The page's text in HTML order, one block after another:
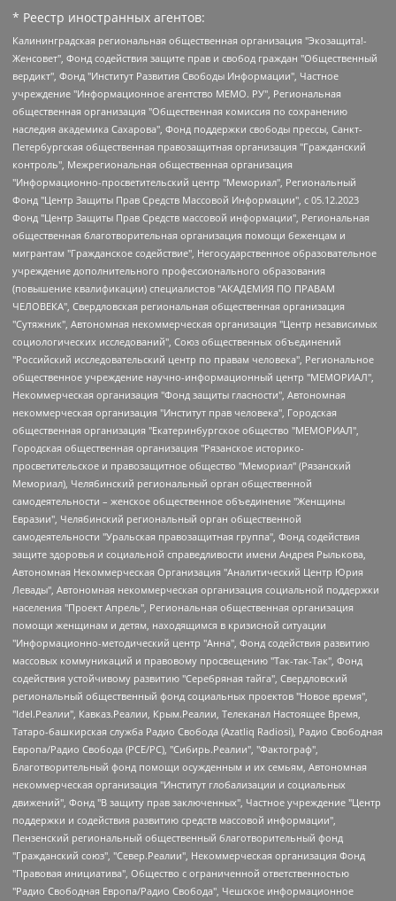
* Реестр иностранных агентов:
Калининградская региональная общественная организация "Экозащита!-Женсовет", Фонд содействия защите прав и свобод граждан "Общественный вердикт", Фонд "Институт Развития Свободы Информации", Частное учреждение "Информационное агентство МЕМО. РУ", Региональная общественная организация "Общественная комиссия по сохранению наследия академика Сахарова", Фонд поддержки свободы прессы, Санкт-Петербургская общественная правозащитная организация "Гражданский контроль", Межрегиональная общественная организация "Информационно-просветительский центр "Мемориал", Региональный Фонд "Центр Защиты Прав Средств Массовой Информации", с 05.12.2023 Фонд "Центр Защиты Прав Средств массовой информации", Региональная общественная благотворительная организация помощи беженцам и мигрантам "Гражданское содействие", Негосударственное образовательное учреждение дополнительного профессионального образования (повышение квалификации) специалистов "АКАДЕМИЯ ПО ПРАВАМ ЧЕЛОВЕКА", Свердловская региональная общественная организация "Сутяжник", Автономная некоммерческая организация "Центр независимых социологических исследований", Союз общественных объединений "Российский исследовательский центр по правам человека", Региональное общественное учреждение научно-информационный центр "МЕМОРИАЛ", Некоммерческая организация "Фонд защиты гласности", Автономная некоммерческая организация "Институт прав человека", Городская общественная организация "Екатеринбургское общество "МЕМОРИАЛ", Городская общественная организация "Рязанское историко-просветительское и правозащитное общество "Мемориал" (Рязанский Мемориал), Челябинский региональный орган общественной самодеятельности – женское общественное объединение "Женщины Евразии", Челябинский региональный орган общественной самодеятельности "Уральская правозащитная группа", Фонд содействия защите здоровья и социальной справедливости имени Андрея Рылькова, Автономная Некоммерческая Организация "Аналитический Центр Юрия Левады", Автономная некоммерческая организация социальной поддержки населения "Проект Апрель", Региональная общественная организация помощи женщинам и детям, находящимся в кризисной ситуации "Информационно-методический центр "Анна", Фонд содействия развитию массовых коммуникаций и правовому просвещению "Так-так-Так", Фонд содействия устойчивому развитию "Серебряная тайга", Свердловский региональный общественный фонд социальных проектов "Новое время", "Idel.Реалии", Кавказ.Реалии, Крым.Реалии, Телеканал Настоящее Время, Татаро-башкирская служба Радио Свобода (Azatliq Radiosi), Радио Свободная Европа/Радио Свобода (PCE/PC), "Сибирь.Реалии", "Фактограф", Благотворительный фонд помощи осужденным и их семьям, Автономная некоммерческая организация "Институт глобализации и социальных движений", Фонд "В защиту прав заключенных", Частное учреждение "Центр поддержки и содействия развитию средств массовой информации", Пензенский региональный общественный благотворительный фонд "Гражданский союз", "Север.Реалии", Некоммерческая организация Фонд "Правовая инициатива", Общество с ограниченной ответственностью "Радио Свободная Европа/Радио Свобода", Чешское информационное агентство "MEDIUM-ORIENT", Красноярская региональная общественная организация "Мы против СПИДа", Камалягин Денис Николаевич, Маркелов Сергей Евгеньевич, Пономарев Лев Александрович, Савицкая Людмила Алексеевна, Автономная некоммерческая организация "Центр по работе с проблемой насилия "НАСИЛИЮ.НЕТ", Межрегиональный профессиональный союз работников здравоохранения "Альянс врачей", Юридическое лицо, зарегистрированное в Латвийской Республике, SIA "Medusa Project" (регистрационный номер 40103797863, дата регистрации 10.06.2014), Некоммерческая организация "Фонд по борьбе с коррупцией", Автономная некоммерческая организация "Институт права и публичной политики", Баданин Роман Сергеевич, Гликин Максим Александрович, Железнова Мария Михайловна, Лукьянова Юлия Сергеевна, Маетная Елизавета Витальевна, Маняхин Петр Борисович, Чуракова Ольга Владимировна, Ярош Юлия Петровна, Юридическое лицо "The Insider SIA", зарегистрированное в Риге, Латвийская Республика (дата регистрации 26.06.2015), являющееся администратором доменного имени интернет-издания "The Insider SIA", https://theins.ru, Постернак Алексей Евгеньевич, Рубин Михаил Аркадьевич, Анин Роман Александрович, Юридическое лицо Istories fonds, зарегистрированное в Латвийской Республике (регистрационный номер 50008295751, дата регистрации 24.02.2020), Великовский Дмитрий Александрович, Долинина Ирина Николаевна, Мароховская Алеся Алексеевна, Шлейнов Роман Юрьевич, Шмагун Олеся Валентиновна, Общество с ограниченной ответственностью "Альтаир 2021", Общество с ограниченной ответственностью "Вега 2021", Общество с ограниченной ответственностью "Главный редактор 2021", Общество с ограниченной ответственностью "Ромашки монолит", Важенков Артем Валерьевич, Ивановская областная общественная организация "Центр гендерных исследований", Гурман Юрий Альбертович, Медиапроект "ОВД-Инфо", Егоров Владимир Владимирович, Жилинский Владимир Александрович, Общество с ограниченной ответственностью "ЗП", Иванова София Юрьевна, Карезина Инна Павловна, Кильтау Екатерина Викторовна, Петров Алексей Викторович, Пискунов Сергей Евгеньевич, Смирнов Сергей Сергеевич, Тихонов Михаил Сергеевич, Общество с ограниченной ответственностью "ЖУРНАЛИСТ-ИНОСТРАННЫЙ АГЕНТ", Арапова Галина Юрьевна, Вольтская Татьяна Анатольевна, Американская компания "Mason G.E.S. Anonymous Foundation" (США), являющаяся владельцем интернет-издания https://mnews.world/, Компания "Stichting Bellingcat", зарегистрированная в Нидерландах (дата регистрации 11.07.2018), Захаров Андрей Вячеславович, Клепиковская Екатерина Дмитриевна, Общество с ограниченной ответственностью "МЕМО", Перл Роман Александрович, Симонов Евгений Алексеевич, Соловьева Елена Анатольевна, Сотников Даниил Владимирович, Сурначева Елизавета Дмитриевна, Автономная некоммерческая организация по защите прав человека и информированию населения "Якутия – Наше Мнение", Общество с ограниченной ответственностью "Москоу диджитал медиа", с 26.01.2023 Общество с ограниченной ответственностью "Чайка Белые сады", Ветошкина Валерия Валерьевна, Заговора Максим Александрович, Межрегиональное общественное движение "Российская ЛГБТ - сеть", Оленичев Максим Владимирович, Павлов Иван Юрьевич, Скворцова Елена Сергеевна, Общество с ограниченной ответственностью "Как бы инагент", Кочетков Игорь Викторович, Общество с ограниченной ответственностью "Честные выборы", Еланчик Олег Александрович, Общество с ограниченной ответственностью "Нобелевский призыв", Гималова Регина Эмилевна, Григорьев Андрей Валерьевич, Григорьева Алина Александровна, Ассоциация по содействию защите прав призывников, альтернативнослужащих и военнослужащих "Правозащитная группа "Гражданин.Армия.Право", Хисамова Регина Фаритовна, Автономная некоммерческая организация по реализации социально-правовых программ "Лилит", Дальневосточное общественное движение "Маяк", Санкт-Петербургская ЛГБТ-инициативная группа "Выход", Инициативная группа ЛГБТ+ "Реверс", Алексеев Андрей Викторович, Бекбулатова Таисия Львовна, Беляев Иван Михайлович, Владыкина Елена Сергеевна, Гельман Марат Александрович, Никульшина Вероника Юрьевна, Толоконникова Надежда Андреевна, Шендерович Виктор Анатольевич, Общество с ограниченной ответственностью "Данное сообщение", Общество с ограниченной ответственностью Издательский дом "Новая глава", Айнбиндер Александра Александровна, Московский комьюнити-центр для ЛГБТ+инициатив, Благотворительный фонд развития филантропии, Deutsche Welle (Германия, Kurt-Schumacher-Strasse 3, 53113 Bonn), Борзунова Мария Михайловна, Воробьев Виктор Викторович, Голубева Анна Львовна, Константинова Алла Михайловна, Малкова Ирина Владимировна, Мурадов Мурад Абдулгалимович, Осетинская Елизавета Николаевна, Понасенков Евгений Николаевич, Ганапольский Матвей Юрьевич, Киселев Евгений Алексеевич, Борухович Ирина Григорьевна, Дремин Иван Тимофеевич, Дубровский Дмитрий Викторович, Красноярская региональная общественная организация поддержки и развития альтернативных образовательных технологий и межкультурных коммуникаций "ИНТЕРРА", Маяковская Екатерина Алексеевна, Фейгин Марк Захарович, Филимонов Андрей Викторович, Дзугкоева Регина Николаевна, Доброхотов Роман Александрович, Дудь Юрий Александрович, Елкин Сергей Владимирович, Кругликов Кирилл Игоревич, Сабунаева Мария Леонидовна, Семенов Алексей Владимирович, Шаинян Карен Багратович, Шульман Екатерина Михайловна, Асафьев Артур Валерьевич, Вахштайн Виктор Семенович, Венедиктов Алексей Алексеевич, Лушникова Екатерина Евгеньевна, Волков Леонид Михайлович, Невзоров Александр Глебович, Пархоменко Сергей Борисович, Сироткин Ярослав Николаевич, Кара-Мурза Владимир Владимирович, Баранова Наталья Владимировна, Гозман Леонид Яковлевич, Кагарлицкий Борис Юльевич, Климарев Михаил Валерьевич, Милов Владимир Станиславович, Автономная некоммерческая организация Краснодарский центр современного искусства "Типография", Моргенштерн Алишер Тагирович, Соболь Любовь Эдуардовна, Общество с ограниченной ответственностью "ЛИЗА НОРМ", Каспаров Гарри Кимович, Ходорковский Михаил Борисович, Общество с ограниченной ответственностью "Апрельские тезисы", Данилович Ирина Брониславовна, Кашин Олег Владимирович, Петров Николай Владимирович, Пивоваров Алексей Владимирович, Соколов Михаил Владимирович, Цветкова Юлия Владимировна, Чичваркин Евгений Александрович, Комитет против пыток/Команда против пыток, Общество с ограниченной ответственностью "Первый научный", Общество с ограниченной ответственностью "Вертолет и ко", Белоцерковская Вероника Борисовна, Кац Максим Евгеньевич, Лазарева Татьяна Юрьевна, Шаведдинов Руслан Табризович, Яшин Илья Валерьевич, Общество с ограниченной ответственностью "Иноагент ААВ", Алешковский Дмитрий Петрович, Альбац Евгения Марковна, Быков Дмитрий Львович, Галямина Юлия Евгеньевна, Лойко Сергей Леонидович, Мартынов Кирилл Константинович, Медведев Сергей Александрович, Крашенинников Федор Геннадиевич, Гордеева Катерина Вл